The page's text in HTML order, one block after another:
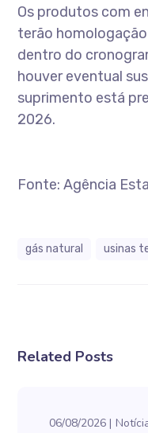
Os produtos com
terão
dentro do
houver eventual
suprimento está
2026.
Fonte: Agência
gás natural usinas
Related Posts
06/08/2026